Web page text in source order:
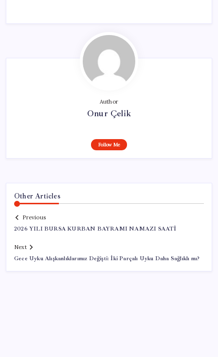
Author
Onur Çelik
Follow Me
Other Articles
Previous
2026 YILI BURSA KURBAN BAYRAMI NAMAZI SAATİ
Next
Gece Uyku Alışkanlıklarımız Değişti: İki Parçalı Uyku Daha Sağlıklı mı?